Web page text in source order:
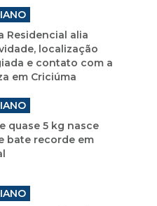
Residencial alia
localização
e contato com a
em Criciúma
quase 5 kg nasce
bate recorde em